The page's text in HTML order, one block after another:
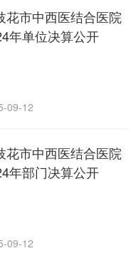
花市中西医结合医院
年单位决算公开
09-12
花市中西医结合医院
年部门决算公开
09-12